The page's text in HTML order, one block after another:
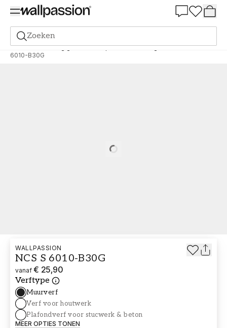
Zoeken
Verf Bestelling gebaseerd op NCS Bestelling door NCS
6010-B30G
WALLPASSION
NCS S 6010-B30G
vanaf € 25,90
Verftype
Muurverf
Verf voor houtwerk
Plafondverf voor stucwerk & beton
MEER OPTIES TONEN